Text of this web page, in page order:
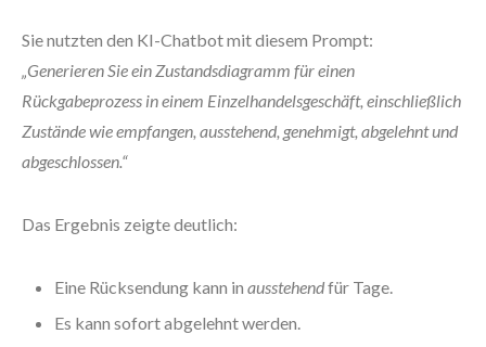
Sie nutzten den KI-Chatbot mit diesem Prompt:
„Generieren Sie ein Zustandsdiagramm für einen
Rückgabeprozess in einem Einzelhandelsgeschäft, einschließlich
Zustände wie empfangen, ausstehend, genehmigt, abgelehnt und
abgeschlossen.“
Das Ergebnis zeigte deutlich:
Eine Rücksendung kann in ausstehendfür Tage.
Es kann sofort abgelehnt werden.